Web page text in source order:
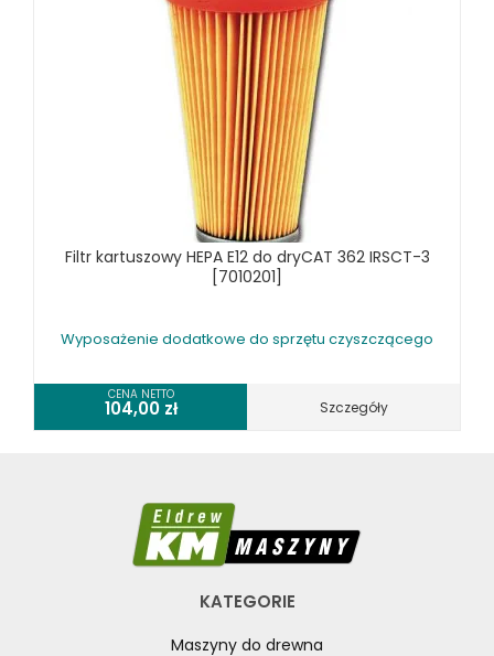
Filtr kartuszowy HEPA E12 do dryCAT 362 IRSCT-3
[7010201]
Wyposażenie dodatkowe do sprzętu czyszczącego
CENA NETTO
104,00 zł Szczegóły
KATEGORIE
Maszyny do drewna